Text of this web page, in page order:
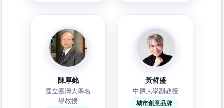
陳厚銘
國立臺灣大學名
譽教授
黃哲盛
中原大學副教授
城市創意品牌